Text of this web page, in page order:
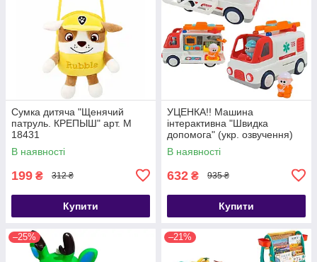
Сумка дитяча "Щенячий
патруль. КРЕПЫШ" арт. M
18431
В наявності
199 ₴ 312 ₴
Купити
УЦЕНКА!! Машина
інтерактивна "Швидка
допомога" (укр. озвучення)
арт. 46349
В наявності
632 ₴ 935 ₴
Купити
–25% –21%